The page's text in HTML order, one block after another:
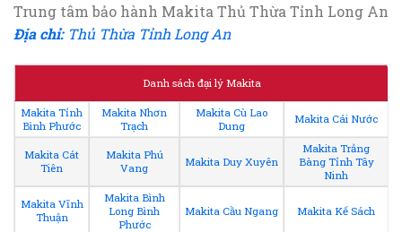
Trung tâm bảo hành Makita Thủ Thừa Tỉnh Long An
Địa chỉ: Thủ Thừa Tỉnh Long An
Danh sách đại lý Makita
Makita Tỉnh
Bình Phước
Makita Nhơn
Trạch
Makita Cù Lao
Dung
Makita Cái Nước
Makita Cát
Tiên
Makita Phú
Vang
Makita Duy Xuyên
Makita Trảng
Bàng Tỉnh Tây
Ninh
Makita Vĩnh
Thuận
Makita Bình
Long Bình
Phước
Makita Cầu Ngang Makita Kế Sách